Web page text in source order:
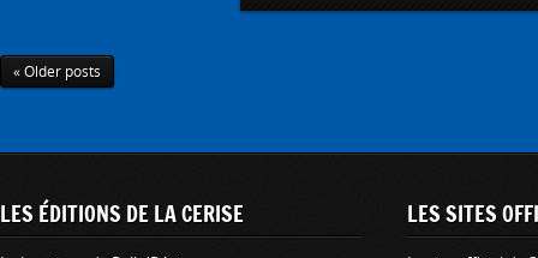
« Older posts
LES ÉDITIONS DE LA CERISE LES SITES